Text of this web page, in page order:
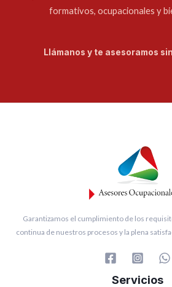
formativos, ocupacionales y
Llámanos y te asesoramos
Garantizamos el cumplimiento de los
continua de nuestros procesos y la plena
Servicios